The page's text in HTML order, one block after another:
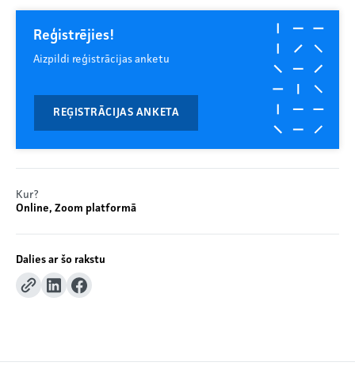
Reģistrējies!
Aizpildi reģistrācijas anketu
REĢISTRĀCIJAS ANKETA
Kur?
Online, Zoom platformā
Dalies ar šo rakstu